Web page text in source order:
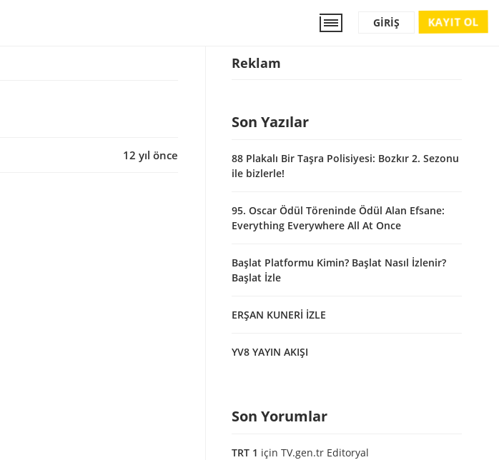
KAYIT OL
GIRIŞ
12 yıl önce
Reklam
Son Yazılar
88 Plakalı Bir Taşra Polisiyesi: Bozkır 2. Sezonu
ile bizlerle!
95. Oscar Ödül Töreninde Ödül Alan Efsane:
Everything Everywhere All At Once
Başlat Platformu Kimin? Başlat Nasıl İzlenir?
Başlat İzle
ERŞAN KUNERİ İZLE
YV8 YAYIN AKIŞI
Son Yorumlar
TRT 1 için TV.gen.tr Editoryal